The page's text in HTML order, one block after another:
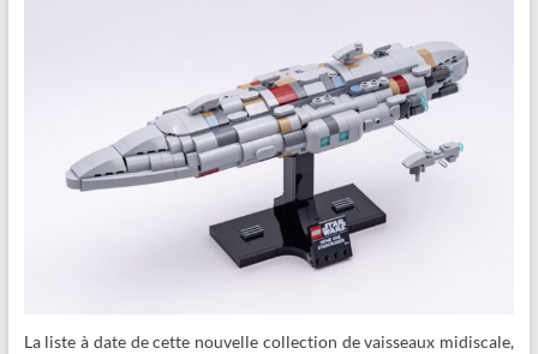
La liste à date de cette nouvelle collection de vaisseaux midiscale,